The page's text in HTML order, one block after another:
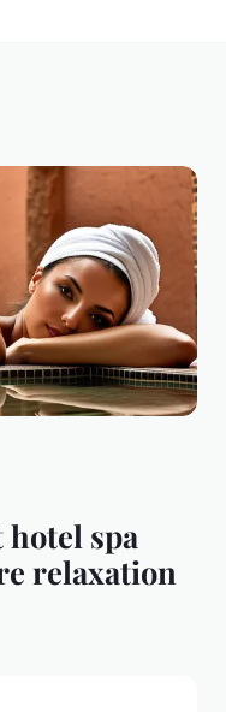
hotel spa
relaxation